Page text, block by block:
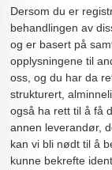
Dersom du er
behandlingen av
og er basert på
opplysningene til
oss, og du har da
strukturert,
også ha rett til å få
annen leverandør,
kan vi bli nødt til å
kunne bekrefte